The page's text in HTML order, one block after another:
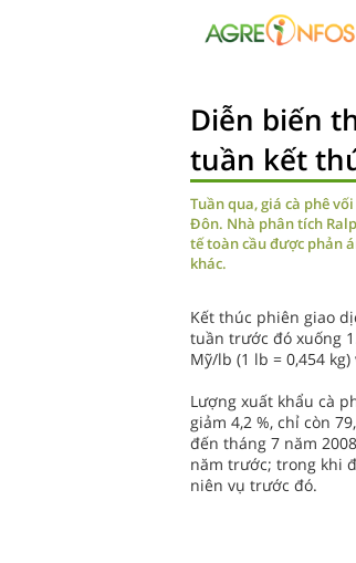
Diễn biến
tuần kết
Tuần qua, giá cà phê
Đôn. Nhà phân tích
tế toàn cầu được phản
khác.
Kết thúc phiên giao
tuần trước đó xuống
Mỹ/lb (1 lb = 0,454
Lượng xuất khẩu cà
giảm 4,2 %, chỉ còn
đến tháng 7 năm
năm trước; trong khi
niên vụ trước đó.